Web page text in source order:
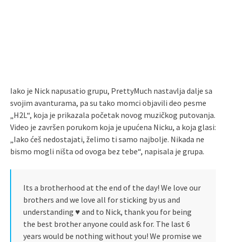
Iako je Nick napusatio grupu, PrettyMuch nastavlja dalje sa
svojim avanturama, pa su tako momci objavili deo pesme
„H2L“, koja je prikazala početak novog muzičkog putovanja.
Video je završen porukom koja je upućena Nicku, a koja glasi:
„Iako ćeš nedostajati, želimo ti samo najbolje. Nikada ne
bismo mogli ništa od ovoga bez tebe“, napisala je grupa.
Its a brotherhood at the end of the day! We love our
brothers and we love all for sticking by us and
understanding ♥️ and to Nick, thank you for being
the best brother anyone could ask for. The last 6
years would be nothing without you! We promise we